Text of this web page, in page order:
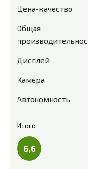
Цена-качество
Общая
Дисплей
Камера
Автономность
Итого
6,6